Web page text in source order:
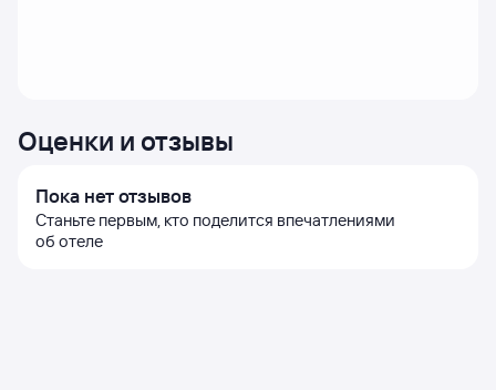
Оценки и отзывы
Пока нет отзывов
Станьте первым, кто поделится впечатлениями
об отеле